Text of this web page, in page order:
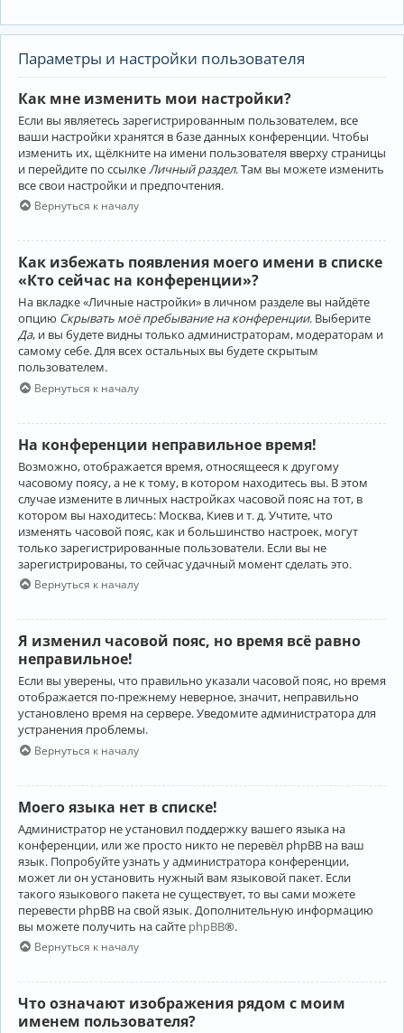
Параметры и настройки пользователя
Как мне изменить мои настройки?
Если вы являетесь зарегистрированным пользователем, все
ваши настройки хранятся в базе данных конференции. Чтобы
изменить их, щёлкните на имени пользователя вверху страницы
и перейдите по ссылке Личный раздел. Там вы можете изменить
все свои настройки и предпочтения.
Вернуться к началу
Как избежать появления моего имени в списке
«Кто сейчас на конференции»?
На вкладке «Личные настройки» в личном разделе вы найдёте
опцию Скрывать моё пребывание на конференции. Выберите
Да, и вы будете видны только администраторам, модераторам и
самому себе. Для всех остальных вы будете скрытым
пользователем.
Вернуться к началу
На конференции неправильное время!
Возможно, отображается время, относящееся к другому
часовому поясу, а не к тому, в котором находитесь вы. В этом
случае измените в личных настройках часовой пояс на тот, в
котором вы находитесь: Москва, Киев и т. д. Учтите, что
изменять часовой пояс, как и большинство настроек, могут
только зарегистрированные пользователи. Если вы не
зарегистрированы, то сейчас удачный момент сделать это.
Вернуться к началу
Я изменил часовой пояс, но время всё равно
неправильное!
Если вы уверены, что правильно указали часовой пояс, но время
отображается по-прежнему неверное, значит, неправильно
установлено время на сервере. Уведомите администратора для
устранения проблемы.
Вернуться к началу
Моего языка нет в списке!
Администратор не установил поддержку вашего языка на
конференции, или же просто никто не перевёл phpBB на ваш
язык. Попробуйте узнать у администратора конференции,
может ли он установить нужный вам языковой пакет. Если
такого языкового пакета не существует, то вы сами можете
перевести phpBB на свой язык. Дополнительную информацию
вы можете получить на сайте phpBB®.
Вернуться к началу
Что означают изображения рядом с моим
именем пользователя?